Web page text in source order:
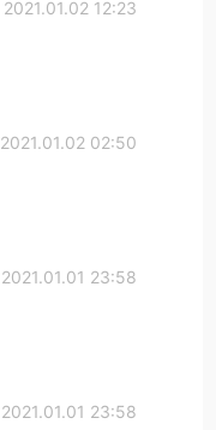
2021.01.02 12:23
2021.01.02 02:50
2021.01.01 23:58
2021.01.01 23:58